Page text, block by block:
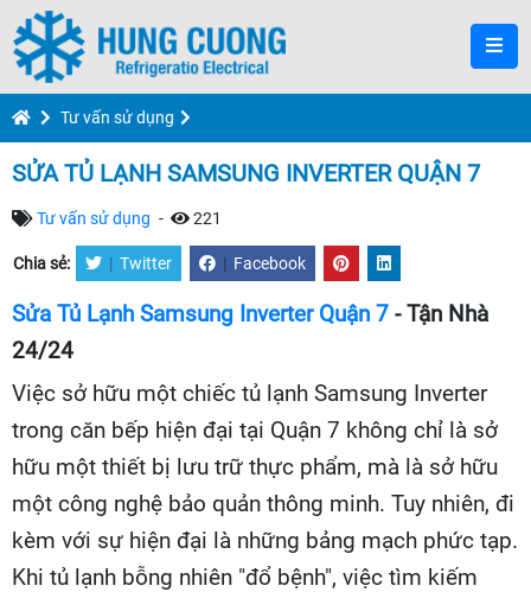
Tư vấn sử dụng
SỬA TỦ LẠNH SAMSUNG INVERTER QUẬN 7
Tư vấn sử dụng - 221
Chia sẻ: | Twitter | Facebook
Sửa Tủ Lạnh Samsung Inverter Quận 7 - Tận Nhà
24/24
Việc sở hữu một chiếc tủ lạnh Samsung Inverter
trong căn bếp hiện đại tại Quận 7 không chỉ là sở
hữu một thiết bị lưu trữ thực phẩm, mà là sở hữu
một công nghệ bảo quản thông minh. Tuy nhiên, đi
kèm với sự hiện đại là những bảng mạch phức tạp.
Khi tủ lạnh bỗng nhiên "đổ bệnh", việc tìm kiếm